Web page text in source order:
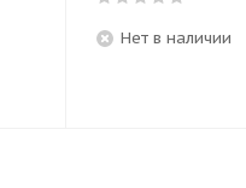
Нет в наличии